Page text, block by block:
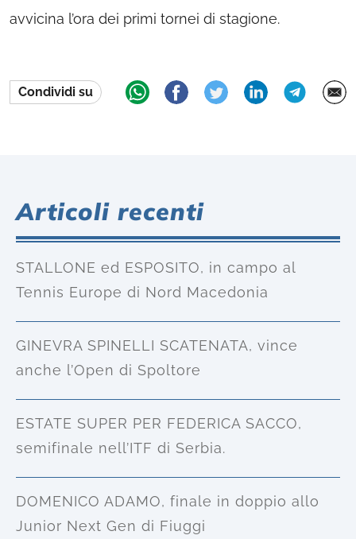
avvicina l’ora dei primi tornei di stagione.
Condividi su
Articoli recenti
STALLONE ed ESPOSITO, in campo al
Tennis Europe di Nord Macedonia
GINEVRA SPINELLI SCATENATA, vince
anche l’Open di Spoltore
ESTATE SUPER PER FEDERICA SACCO,
semifinale nell’ITF di Serbia.
DOMENICO ADAMO, finale in doppio allo
Junior Next Gen di Fiuggi